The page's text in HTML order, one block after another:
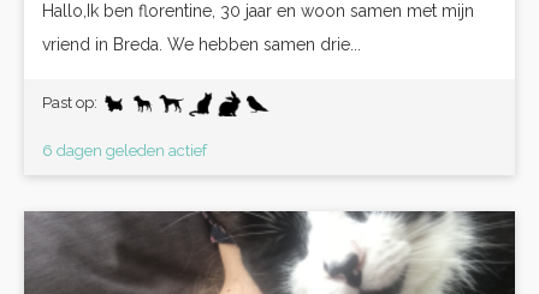
Hallo,Ik ben florentine, 30 jaar en woon samen met mijn
vriend in Breda. We hebben samen drie...
Past op:
6 dagen geleden actief